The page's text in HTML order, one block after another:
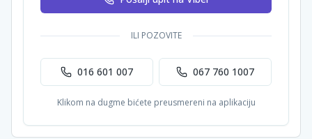
ILI POZOVITE
016 601 007 067 760 1007
Klikom na dugme bićete preusmereni na aplikaciju